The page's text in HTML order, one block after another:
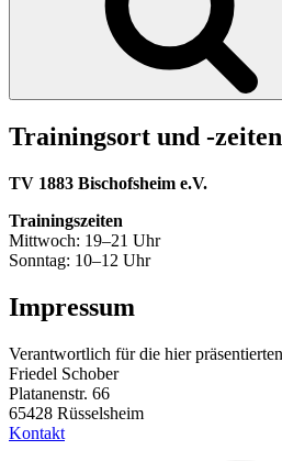
Trainingsort und -zeiten
TV 1883 Bischofsheim e.V.
Trainingszeiten
Mittwoch: 19–21 Uhr
Sonntag: 10–12 Uhr
Impressum
Verantwortlich für die hier
Friedel Schober
Platanenstr. 66
65428 Rüsselsheim
Kontakt